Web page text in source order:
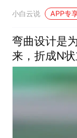
原因竟是如
小白云说 APP专
弯曲设计是
来，折成N状